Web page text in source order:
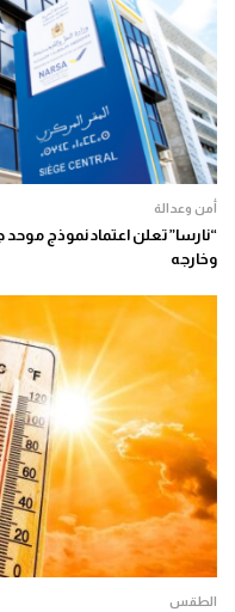
أمن وعدالة
“نارسا” تعلن اعتماد نموذج
وخارجه
الطقس